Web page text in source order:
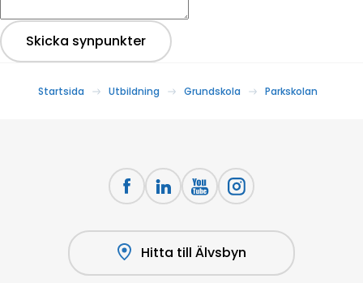
Skicka synpunkter
Startsida Utbildning Grundskola Parkskolan
Hitta till Älvsbyn